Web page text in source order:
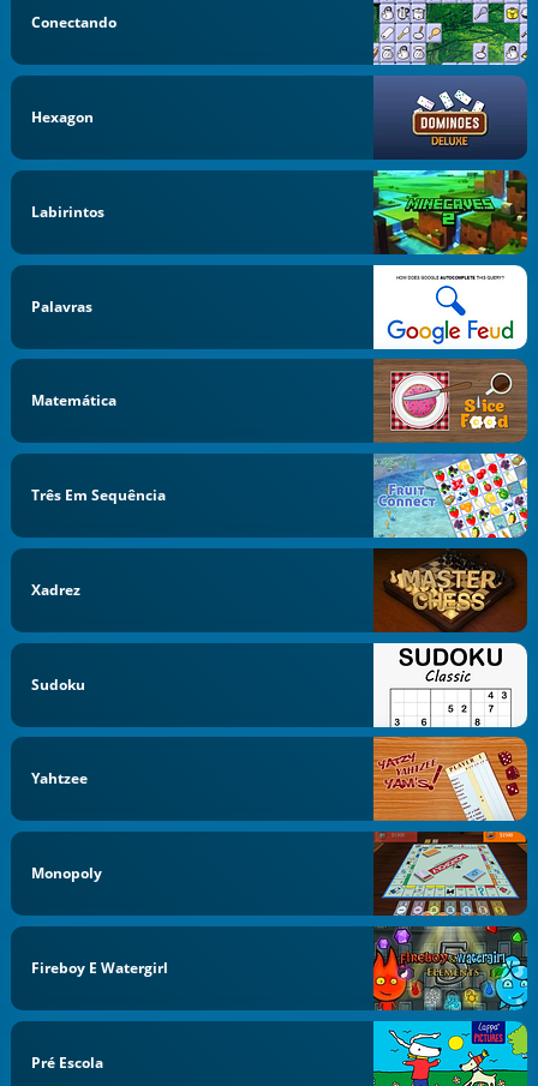
Conectando
Hexagon
Labirintos
Palavras
Matemática
Três Em Sequência
Xadrez
Sudoku
Yahtzee
Monopoly
Fireboy E Watergirl
Pré Escola